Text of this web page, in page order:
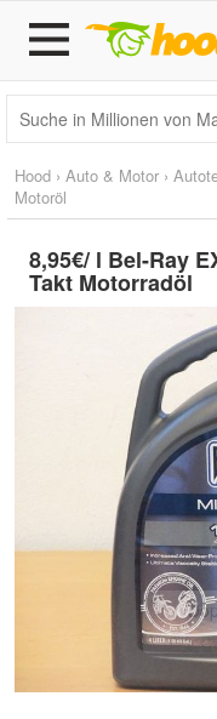
Hood › Auto & Motor ›
Motoröl
8,95€/ l Bel-Ray
Takt Motorradöl